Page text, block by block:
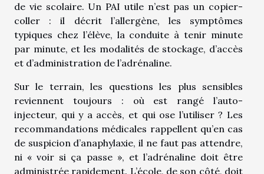
de vie scolaire. Un PAI utile n’est pas un copier-
coller : il décrit l’allergène, les symptômes
typiques chez l’élève, la conduite à tenir minute
par minute, et les modalités de stockage, d’accès
et d’administration de l’adrénaline.
Sur le terrain, les questions les plus sensibles
reviennent toujours : où est rangé l’auto-
injecteur, qui y a accès, et qui ose l’utiliser ? Les
recommandations médicales rappellent qu’en cas
de suspicion d’anaphylaxie, il ne faut pas attendre,
ni « voir si ça passe », et l’adrénaline doit être
administrée rapidement. L’école, de son côté, doit